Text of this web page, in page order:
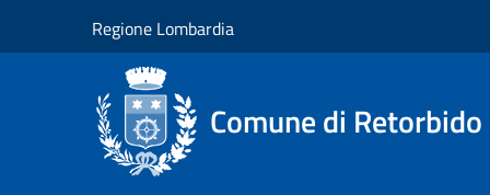
Regione Lombardia
Comune di Retorbido